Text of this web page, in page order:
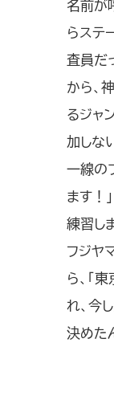
名前が
らステ
査員だ
から、
るジャ
加しな
一線の
ます！
練習し
フジヤ
ら、「
れ、今
決めた